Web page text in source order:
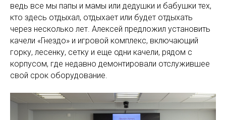
ведь все мы папы и мамы или дедушки и бабушки тех,
кто здесь отдыхал, отдыхает или будет отдыхать
через несколько лет. Алексей предложил установить
качели «Гнездо» и игровой комплекс, включающий
горку, лесенку, сетку и еще одни качели, рядом с
корпусом, где недавно демонтировали отслужившее
свой срок оборудование.